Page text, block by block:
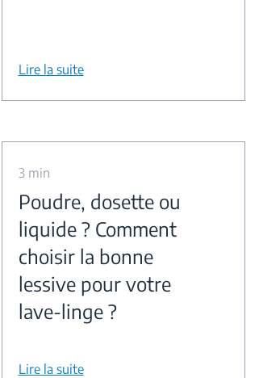
Lire la suite
3 min
Poudre, dosette ou
liquide ? Comment
choisir la bonne
lessive pour votre
lave-linge ?
Lire la suite